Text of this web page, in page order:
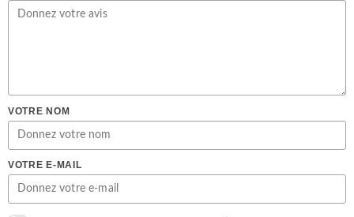
VOTRE NOM
VOTRE E-MAIL